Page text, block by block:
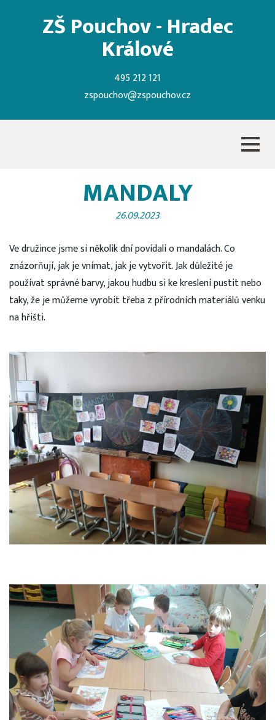
ZŠ Pouchov - Hradec
Králové
495 212 121
zspouchov@zspouchov.cz
MANDALY
26.09.2023
Ve družince jsme si několik dní povídali o mandalách. Co
znázorňují, jak je vnímat, jak je vytvořit. Jak důležité je
používat správné barvy, jakou hudbu si ke kreslení pustit nebo
taky, že je můžeme vyrobit třeba z přírodních materiálů venku
na hřišti.